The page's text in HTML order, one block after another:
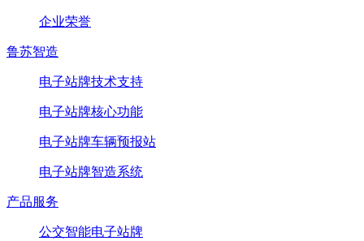
企业荣誉
鲁苏智造
电子站牌技术支持
电子站牌核心功能
电子站牌车辆预报站
电子站牌智造系统
产品服务
公交智能电子站牌